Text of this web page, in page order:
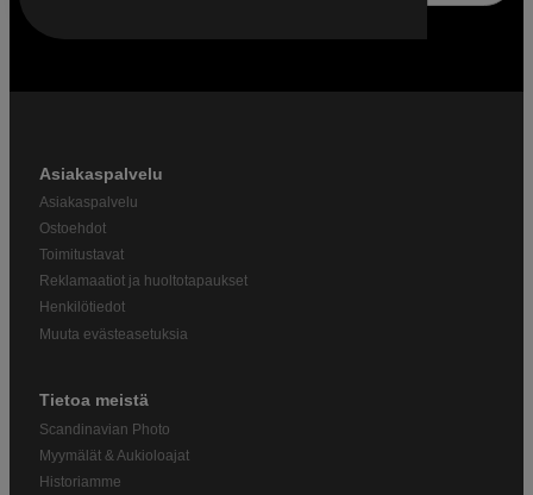
Asiakaspalvelu
Asiakaspalvelu
Ostoehdot
Toimitustavat
Reklamaatiot ja huoltotapaukset
Henkilötiedot
Muuta evästeasetuksia
Tietoa meistä
Scandinavian Photo
Myymälät & Aukioloajat
Historiamme